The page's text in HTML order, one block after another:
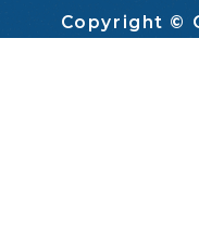
Copyright ©